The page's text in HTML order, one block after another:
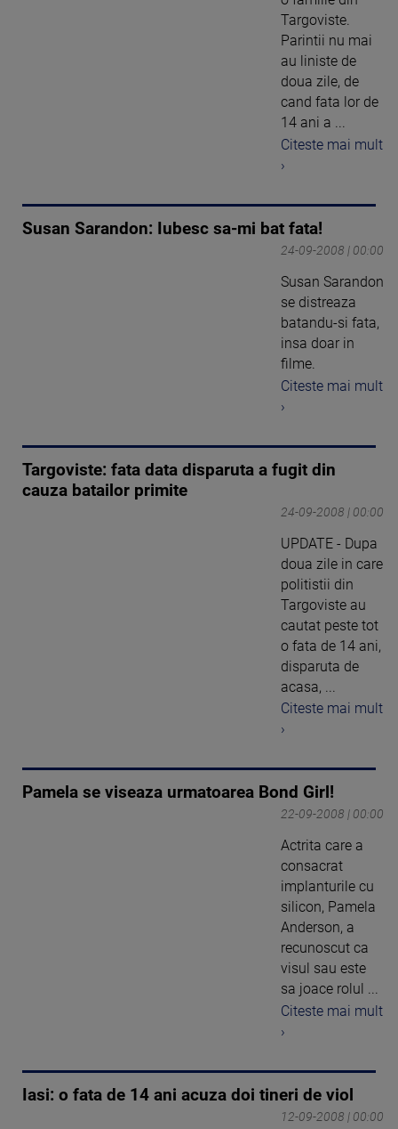
Targoviste.
Parintii nu mai
au liniste de
doua zile, de
cand fata lor de
14 ani a ...
Citeste mai mult
›
Susan Sarandon: Iubesc sa-mi bat fata!
24-09-2008 | 00:00
Susan Sarandon
se distreaza
batandu-si fata,
insa doar in
filme.
Citeste mai mult
›
Targoviste: fata data disparuta a fugit din
cauza batailor primite
24-09-2008 | 00:00
UPDATE - Dupa
doua zile in care
politistii din
Targoviste au
cautat peste tot
o fata de 14 ani,
disparuta de
acasa, ...
Citeste mai mult
›
Pamela se viseaza urmatoarea Bond Girl!
22-09-2008 | 00:00
Actrita care a
consacrat
implanturile cu
silicon, Pamela
Anderson, a
recunoscut ca
visul sau este
sa joace rolul ...
Citeste mai mult
›
Iasi: o fata de 14 ani acuza doi tineri de viol
12-09-2008 | 00:00